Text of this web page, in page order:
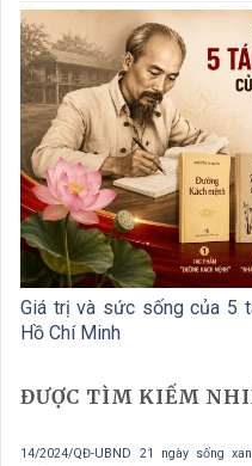
Giá trị và sức sống của 5
Hồ Chí Minh
ĐƯỢC TÌM KIẾM
14/2024/QĐ-UBND 21 ngày sống